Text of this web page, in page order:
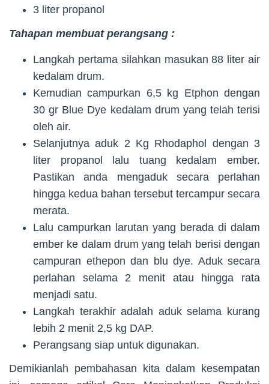
3 liter propanol
Tahapan membuat perangsang :
Langkah pertama silahkan masukan 88 liter air
kedalam drum.
Kemudian campurkan 6,5 kg Etphon dengan
30 gr Blue Dye kedalam drum yang telah terisi
oleh air.
Selanjutnya aduk 2 Kg Rhodaphol dengan 3
liter propanol lalu tuang kedalam ember.
Pastikan anda mengaduk secara perlahan
hingga kedua bahan tersebut tercampur secara
merata.
Lalu campurkan larutan yang berada di dalam
ember ke dalam drum yang telah berisi dengan
campuran ethepon dan blu dye. Aduk secara
perlahan selama 2 menit atau hingga rata
menjadi satu.
Langkah terakhir adalah aduk selama kurang
lebih 2 menit 2,5 kg DAP.
Perangsang siap untuk digunakan.
Demikianlah pembahasan kita dalam kesempatan